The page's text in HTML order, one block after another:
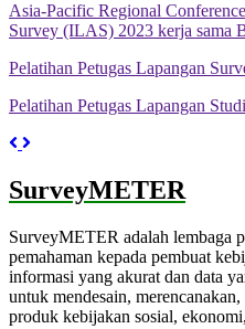
Asia-Pacific Regional
Survey (ILAS) 2023 kerja sama
Pelatihan Petugas Lapangan
Pelatihan Petugas Lapangan
Previous
SurveyMETER
SurveyMETER adalah lembaga
pemahaman kepada pembuat
informasi yang akurat dan data
untuk mendesain,
produk kebijakan sosial,